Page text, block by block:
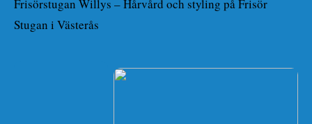
Frisörstugan Willys – Hårvård och styling på Frisör
Stugan i Västerås